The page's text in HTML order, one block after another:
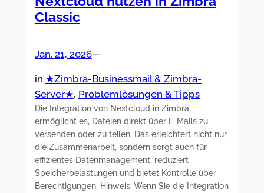
Classic
Jan. 21, 2026—
in ★Zimbra-Businessmail & Zimbra-
Server★, Problemlösungen & Tipps
Die Integration von Nextcloud in Zimbra
ermöglicht es, Dateien direkt über E-Mails zu
versenden oder zu teilen. Das erleichtert nicht nur
die Zusammenarbeit, sondern sorgt auch für
effizientes Datenmanagement, reduziert
Speicherbelastungen und bietet Kontrolle über
Berechtigungen. Hinweis: Wenn Sie die Integration